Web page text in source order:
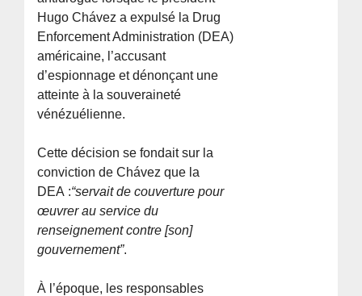
Hugo Chávez a expulsé la Drug
Enforcement Administration (DEA)
américaine, l’accusant
d’espionnage et dénonçant une
atteinte à la souveraineté
vénézuélienne.
Cette décision se fondait sur la
conviction de Chávez que la
DEA :“servait de couverture pour
œuvrer au service du
renseignement contre [son]
gouvernement”.
À l’époque, les responsables